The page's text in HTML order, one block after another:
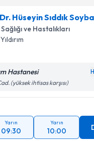
Hüseyin Sıddık
ve Hastalıkları
Hastanesi
(yüksek ihtisas karşısı)
Yarın
09:30
Yarın
10:00